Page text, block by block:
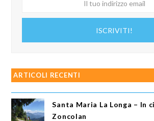
ISCRIVITI!
ARTICOLI RECENTI
Santa Maria La Longa – In
Zoncolan